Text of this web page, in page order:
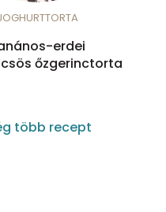
erdei
őzgerinctorta
több recept